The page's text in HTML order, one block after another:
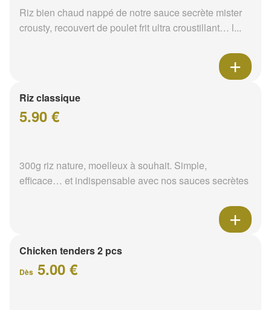
Riz bien chaud nappé de notre sauce secrète mister
crousty, recouvert de poulet frit ultra croustillant… l...
Riz classique
5.90 €
300g riz nature, moelleux à souhait. Simple,
efficace… et indispensable avec nos sauces secrètes
Chicken tenders 2 pcs
Dès 5.00 €